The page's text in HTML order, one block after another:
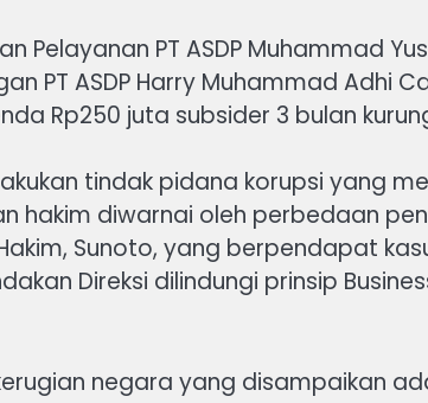
Pelayanan PT ASDP Muhammad
PT ASDP Harry Muhammad Adhi
Rp250 juta subsider 3 bulan
tindak pidana korupsi yang
hakim diwarnai oleh perbedaan
Sunoto, yang berpendapat
Direksi dilindungi prinsip
negara yang disampaikan